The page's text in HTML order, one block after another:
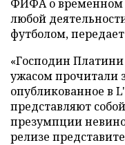
ФИФА о временном
любой
футболом, передает
«Господин
ужасом прочитали
опубликованное в
представляют
презумпции
релизе